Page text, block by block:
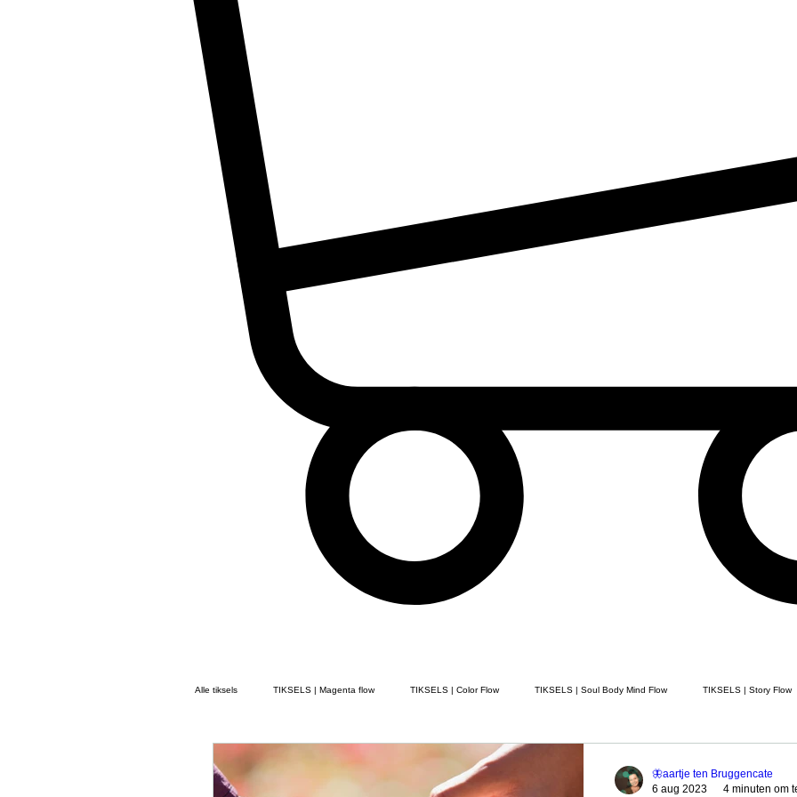
Alle tiksels TIKSELS | Magenta flow TIKSELS | Color Flow TIKSELS | Soul Body Mind Flow TIKSELS | Story Flow
🦋aartje ten Bruggencate
6 aug 2023
4 minuten om